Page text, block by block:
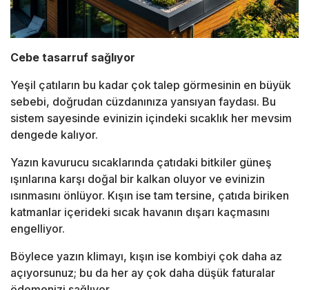
Cebe tasarruf sağlıyor
Yeşil çatıların bu kadar çok talep görmesinin en büyük
sebebi, doğrudan cüzdanınıza yansıyan faydası. Bu
sistem sayesinde evinizin içindeki sıcaklık her mevsim
dengede kalıyor.
Yazın kavurucu sıcaklarında çatıdaki bitkiler güneş
ışınlarına karşı doğal bir kalkan oluyor ve evinizin
ısınmasını önlüyor. Kışın ise tam tersine, çatıda biriken
katmanlar içerideki sıcak havanın dışarı kaçmasını
engelliyor.
Böylece yazın klimayı, kışın ise kombiyi çok daha az
açıyorsunuz; bu da her ay çok daha düşük faturalar